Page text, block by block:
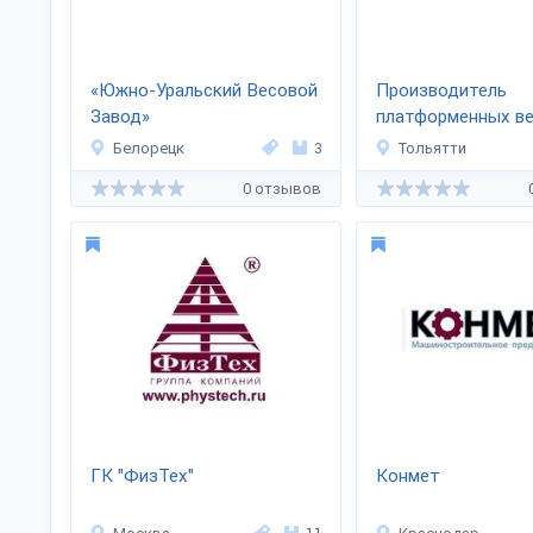
«Южно-Уральский Весовой
Завод»
Белорецк 3
0 отзывов
Производитель
платформенных
«Акрон Металл
Тольятти
ГК "ФизТех" Конмет